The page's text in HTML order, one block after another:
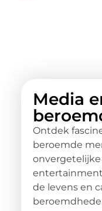
Media
Ontdek
beroemde
de levens en